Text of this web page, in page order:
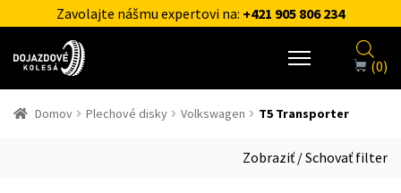
Zavolajte nášmu expertovi na: +421 905 806 234
(0)
Domov Plechové disky Volkswagen T5 Transporter
Zobraziť / Schovať filter